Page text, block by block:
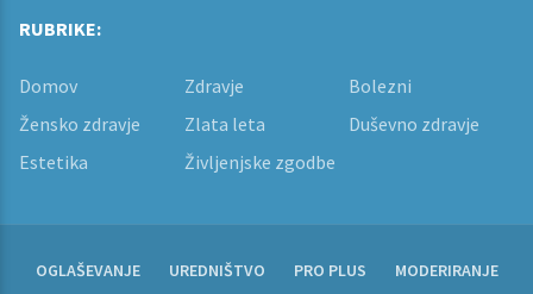
RUBRIKE:
Domov Zdravje
Bolezni
Žensko zdravje
Zlata leta
Duševno zdravje
Estetika
Življenjske zgodbe
OGLAŠEVANJE UREDNIŠTVO PRO PLUS MODERIRANJE